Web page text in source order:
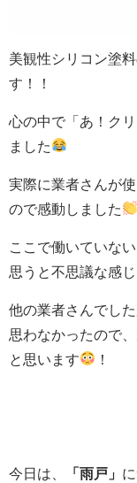
美観性シリコン塗
す！！
心の中で「あ！ク
ました
実際に業者さんが
ので感動しました
ここで働いていな
思うと不思議な感
他の業者さんでし
思わなかったので
と思います
！
今日は、 「雨戸」